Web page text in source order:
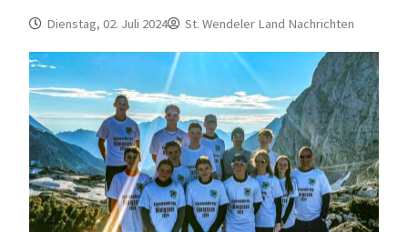
Dienstag, 02. Juli 2024 St. Wendeler Land Nachrichten